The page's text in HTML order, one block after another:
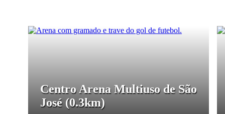
Centro Arena Multiuso de São
José (0.3km)